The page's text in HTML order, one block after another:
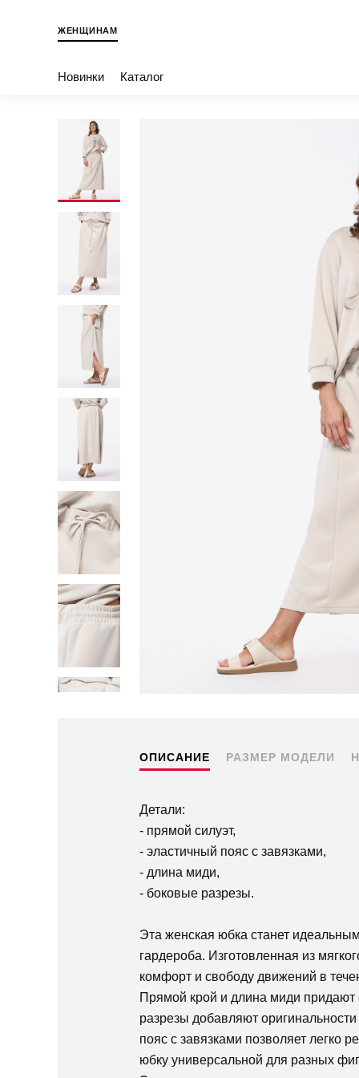
ЖЕНЩИНАМ
Новинки Каталог
ОПИСАНИЕ РАЗМЕР МОДЕЛИ
Детали:
- прямой силуэт,
- эластичный пояс с завязками,
- длина миди,
- боковые разрезы.
Эта женская юбка станет
гардероба. Изготовленная из
комфорт и свободу движений в
Прямой крой и длина миди придают
разрезы добавляют
пояс с завязками позволяет легко
юбку универсальной для разных